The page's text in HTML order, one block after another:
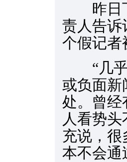
昨日下
责人告诉
个假记者
“几乎
或负面新
处。曾经
人看势
充说，
本不会通